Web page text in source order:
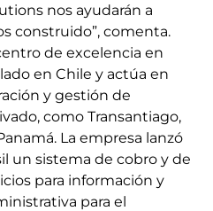
nos ayudarán a
construido”, comenta.
de excelencia en
en Chile y actúa en
y gestión de
como Transantiago,
La empresa lanzó
un sistema de cobro y de
para información y
para el